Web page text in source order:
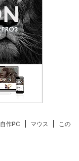
自作PC マウス
この